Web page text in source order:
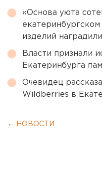
«Основа уюта
изделий
Власти признали
Екатеринбурга
Очевидец
Wildberries в
← НОВОСТИ